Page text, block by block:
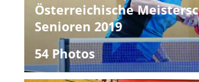
Österreichische
Senioren 2019
54 Photos